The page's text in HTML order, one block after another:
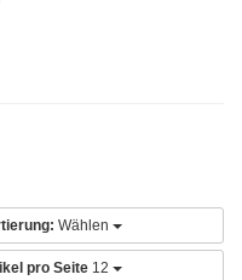
Wählen
pro Seite 12